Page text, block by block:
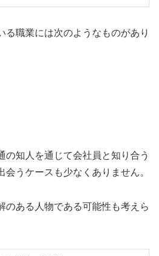
る職業には次のようなものがあり
の知人を通じて会社員と知り合う
うケースも少なくありません。
のある人物である可能性も考えら